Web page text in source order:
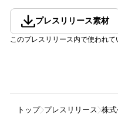
プレスリリース素材
このプレスリリース内で使われ
トップ プレスリリース 株